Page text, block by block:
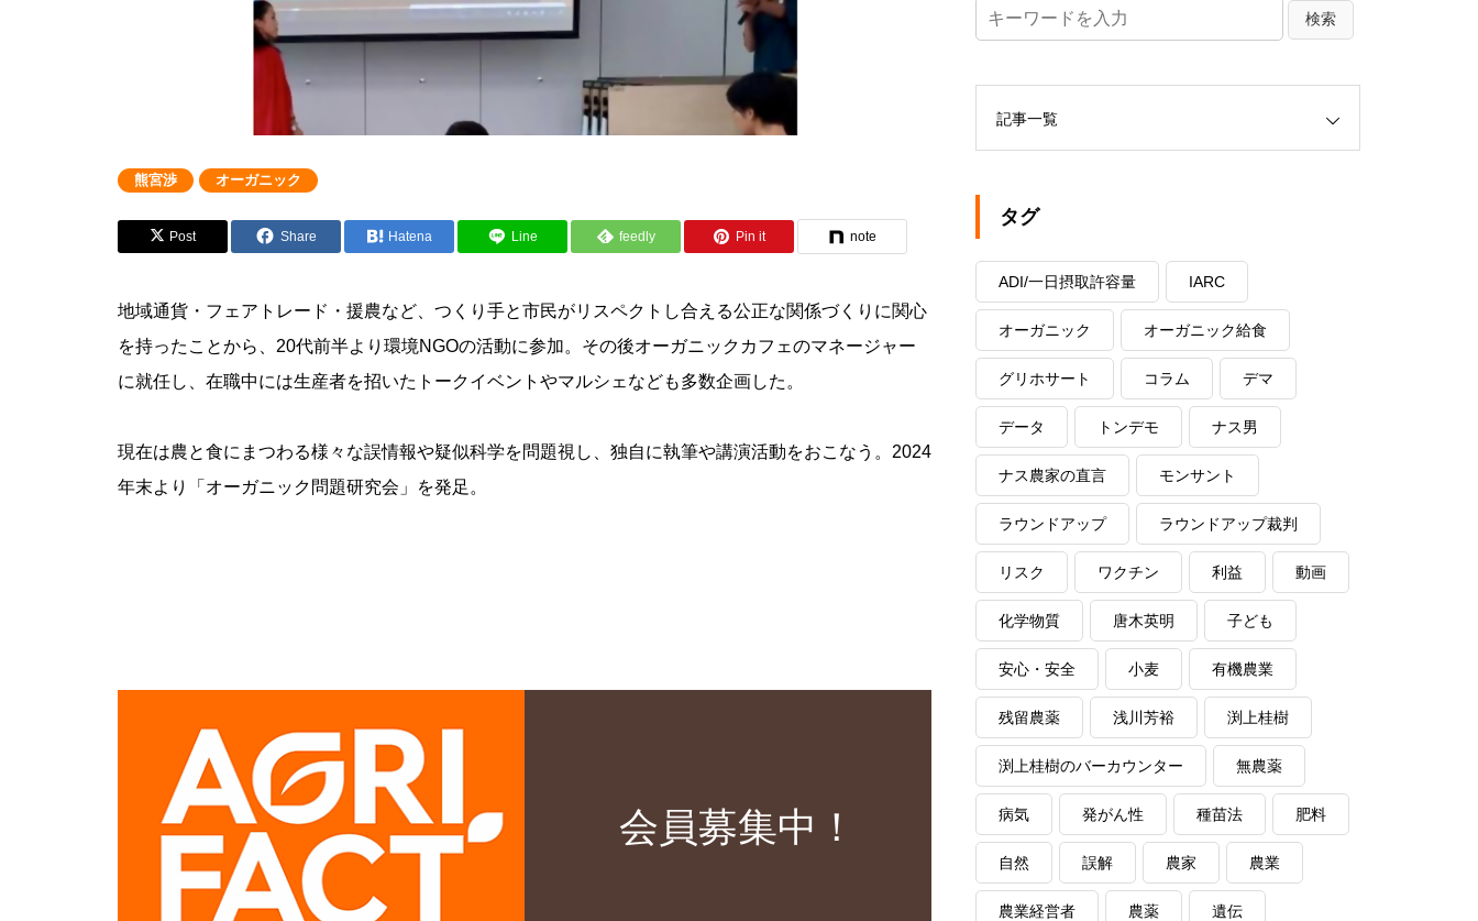
熊宮渉 オーガニック
Post Share Hatena Line feedly Pin it note
地域通貨・フェアトレード・援農など、つくり手と市民がリスペクトし合える公正な関係づくりに関心
を持ったことから、20代前半より環境NGOの活動に参加。その後オーガニックカフェのマネージャー
に就任し、在職中には生産者を招いたトークイベントやマルシェなども多数企画した。
現在は農と食にまつわる様々な誤情報や疑似科学を問題視し、独自に執筆や講演活動をおこなう。2024
年末より「オーガニック問題研究会」を発足。
会員募集中！
記事一覧
タグ
ADI/一日摂取許容量 IARC
オーガニック オーガニック給食
グリホサート コラム デマ
データ トンデモ ナス男
ナス農家の直言 モンサント
ラウンドアップ ラウンドアップ裁判
リスク ワクチン 利益 動画
化学物質 唐木英明 子ども
安心・安全 小麦 有機農業
残留農薬 浅川芳裕 渕上桂樹
渕上桂樹のバーカウンター 無農薬
病気 発がん性 種苗法 肥料
自然 誤解 農家 農業
農業経営者 農薬 遺伝